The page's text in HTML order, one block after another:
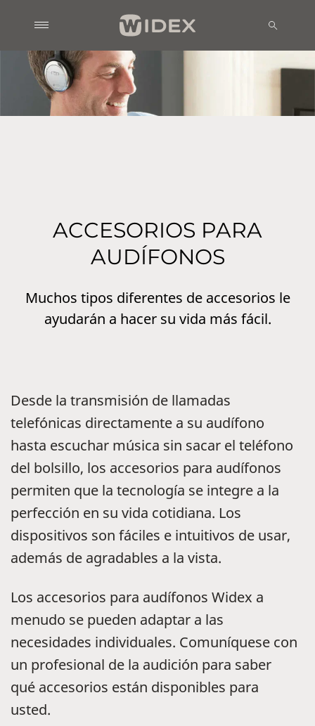
ACCESORIOS PARA
AUDÍFONOS
Muchos tipos diferentes de accesorios le
ayudarán a hacer su vida más fácil.
Desde la transmisión de llamadas
telefónicas directamente a su audífono
hasta escuchar música sin sacar el teléfono
del bolsillo, los accesorios para audífonos
permiten que la tecnología se integre a la
perfección en su vida cotidiana. Los
dispositivos son fáciles e intuitivos de usar,
además de agradables a la vista.
Los accesorios para audífonos Widex a
menudo se pueden adaptar a las
necesidades individuales. Comuníquese con
un profesional de la audición para saber
qué accesorios están disponibles para
usted.